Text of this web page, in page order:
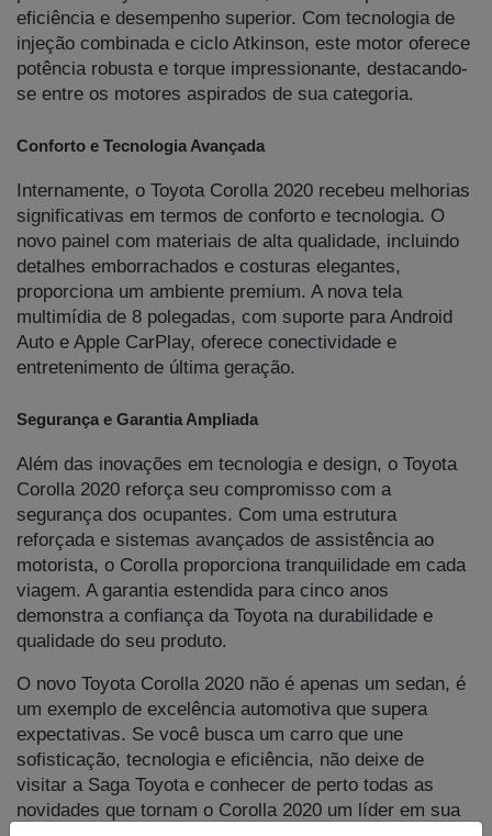
eficiência e desempenho superior. Com tecnologia de
injeção combinada e ciclo Atkinson, este motor oferece
potência robusta e torque impressionante, destacando-
se entre os motores aspirados de sua categoria.
Conforto e Tecnologia Avançada
Internamente, o Toyota Corolla 2020 recebeu melhorias
significativas em termos de conforto e tecnologia. O
novo painel com materiais de alta qualidade, incluindo
detalhes emborrachados e costuras elegantes,
proporciona um ambiente premium. A nova tela
multimídia de 8 polegadas, com suporte para Android
Auto e Apple CarPlay, oferece conectividade e
entretenimento de última geração.
Segurança e Garantia Ampliada
Além das inovações em tecnologia e design, o Toyota
Corolla 2020 reforça seu compromisso com a
segurança dos ocupantes. Com uma estrutura
reforçada e sistemas avançados de assistência ao
motorista, o Corolla proporciona tranquilidade em cada
viagem. A garantia estendida para cinco anos
demonstra a confiança da Toyota na durabilidade e
qualidade do seu produto.
O novo Toyota Corolla 2020 não é apenas um sedan, é
um exemplo de excelência automotiva que supera
expectativas. Se você busca um carro que une
sofisticação, tecnologia e eficiência, não deixe de
visitar a Saga Toyota e conhecer de perto todas as
novidades que tornam o Corolla 2020 um líder em sua